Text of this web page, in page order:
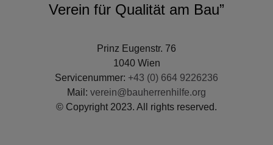
Verein für Qualität am Bau”
Prinz Eugenstr. 76
1040 Wien
Servicenummer: +43 (0) 664 9226236
Mail: verein@bauherrenhilfe.org
© Copyright 2023. All rights reserved.